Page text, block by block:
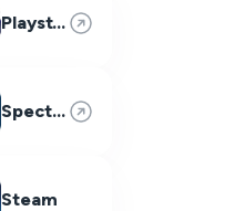
Playstation Network
Spectrum
Steam